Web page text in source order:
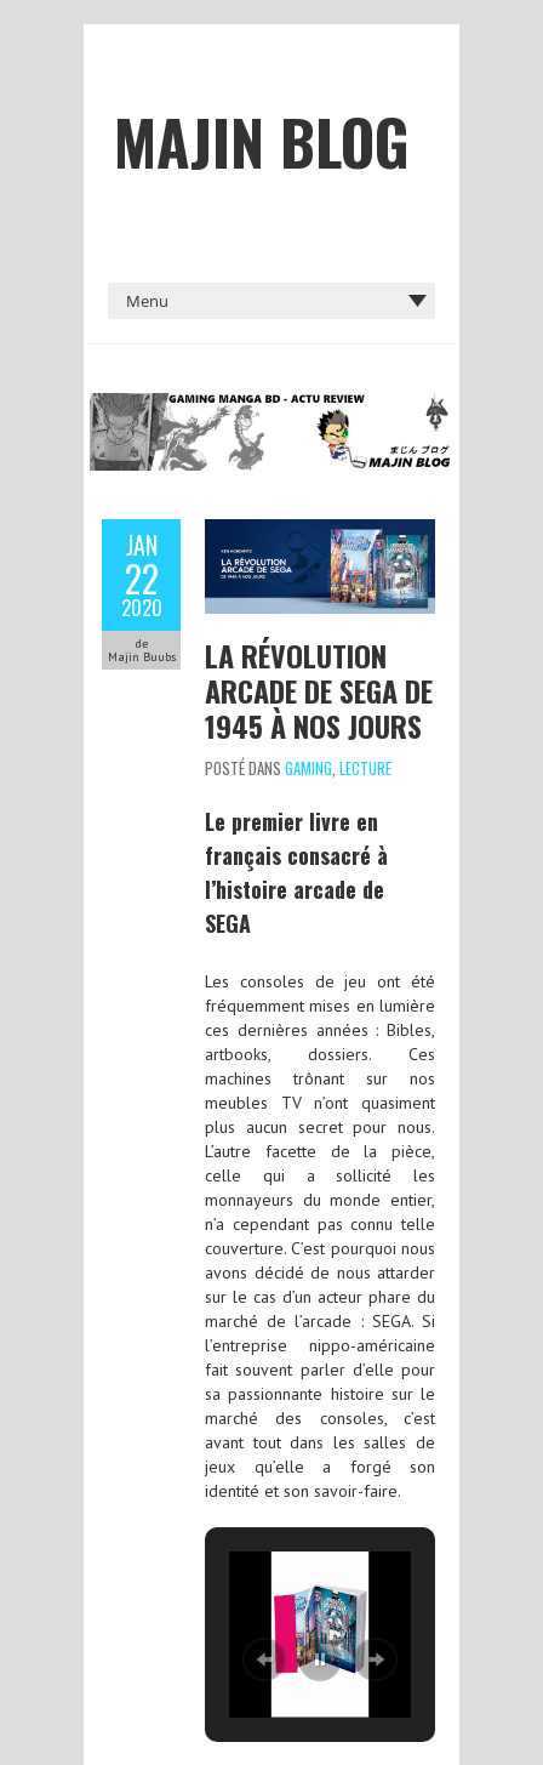
MAJIN BLOG
JAN
22
2020
de
Majin Buubs
LA RÉVOLUTION
ARCADE DE SEGA DE
1945 À NOS JOURS
POSTÉ DANS GAMING LECTURE
Le premier livre en
français consacré à
l’histoire arcade de
SEGA
Les consoles de jeu ont été
fréquemment mises en lumière
ces dernières années : Bibles,
artbooks, dossiers. Ces
machines trônant sur nos
meubles TV n’ont quasiment
plus aucun secret pour nous.
L’autre facette de la pièce,
celle qui a sollicité les
monnayeurs du monde entier,
n’a cependant pas connu telle
couverture. C’est pourquoi nous
avons décidé de nous attarder
sur le cas d’un acteur phare du
marché de l’arcade : SEGA. Si
l’entreprise nippo-américaine
fait souvent parler d’elle pour
sa passionnante histoire sur le
marché des consoles, c’est
avant tout dans les salles de
jeux qu’elle a forgé son
identité et son savoir-faire.